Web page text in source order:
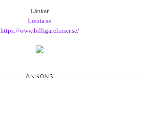
Länkar
Lotsia.se
https://www.billigarelinser.se/
ANNONS